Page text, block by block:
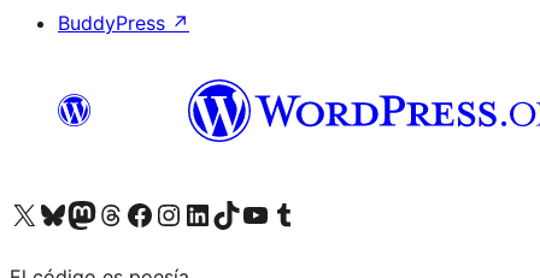
BuddyPress ↗
Visita nuestra cuenta de X (anteriormente Twitter)
Visita nuestra cuenta de Bluesky
Visita nuestra cuenta de Mastodon
Visita nuestra cuenta de Threads
Visita nuestra página de Facebook
Visita nuestra cuenta de Instagram
Visita nuestra cuenta de LinkedIn
Visita nuestra cuenta de TikTok
Visita nuestro canal de YouTube
Visita nuestra cuenta de Tumblr